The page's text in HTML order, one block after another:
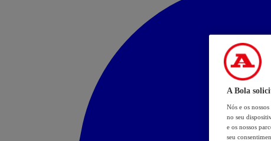
A Bola
Nós e os nossos
no seu
e os nossos
seu